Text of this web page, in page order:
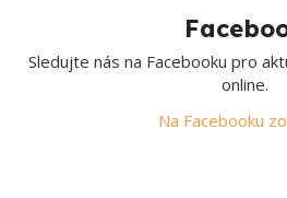
Sledujte nás na Facebooku pro
online.
Na Facebooku